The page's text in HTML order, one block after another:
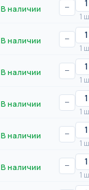
В наличии −
1
В наличии −
1
В наличии −
1
В наличии −
1
В наличии −
1
В наличии −
1